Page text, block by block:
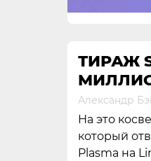
ТИРАЖ
Александр
На это
который
Plasma на